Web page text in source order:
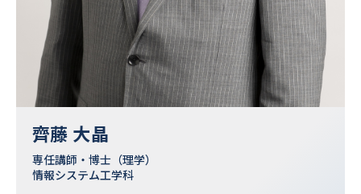
齊藤 大晶
専任講師・博士（理学）
情報システム工学科